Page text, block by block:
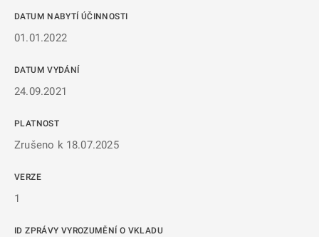
DATUM NABYTÍ ÚČINNOSTI
01.01.2022
DATUM VYDÁNÍ
24.09.2021
PLATNOST
Zrušeno k 18.07.2025
VERZE
1
ID ZPRÁVY VYROZUMĚNÍ O VKLADU